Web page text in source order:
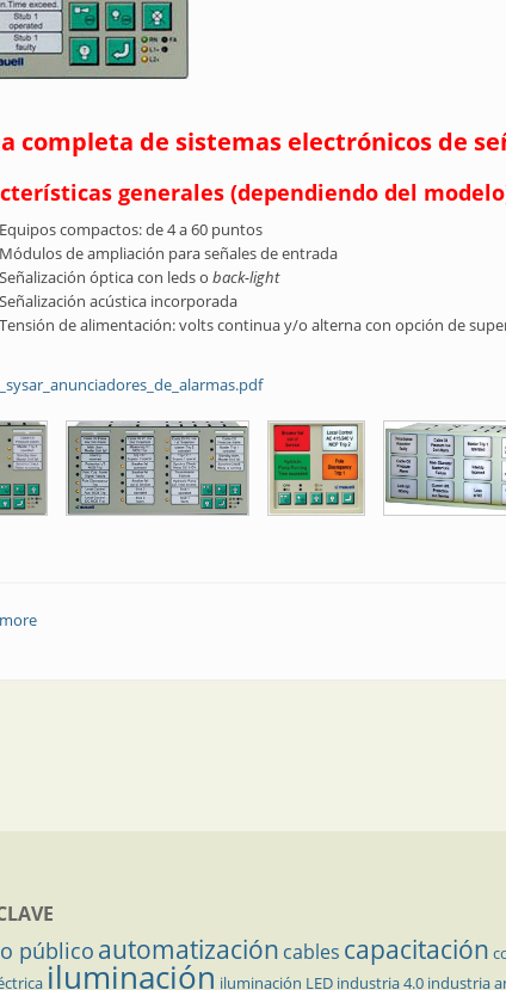
completa de sistemas electrónicos de
generales (dependiendo del
Equipos compactos: de 4 a 60 puntos
Módulos de ampliación para señales de entrada
Señalización óptica con leds o back-light
Señalización acústica incorporada
Tensión de alimentación: volts continua y/o alterna con opción de
about Anunciadores de alarmas
público automatización cables capacitación
iluminación iluminación LED industria 4.0 industria